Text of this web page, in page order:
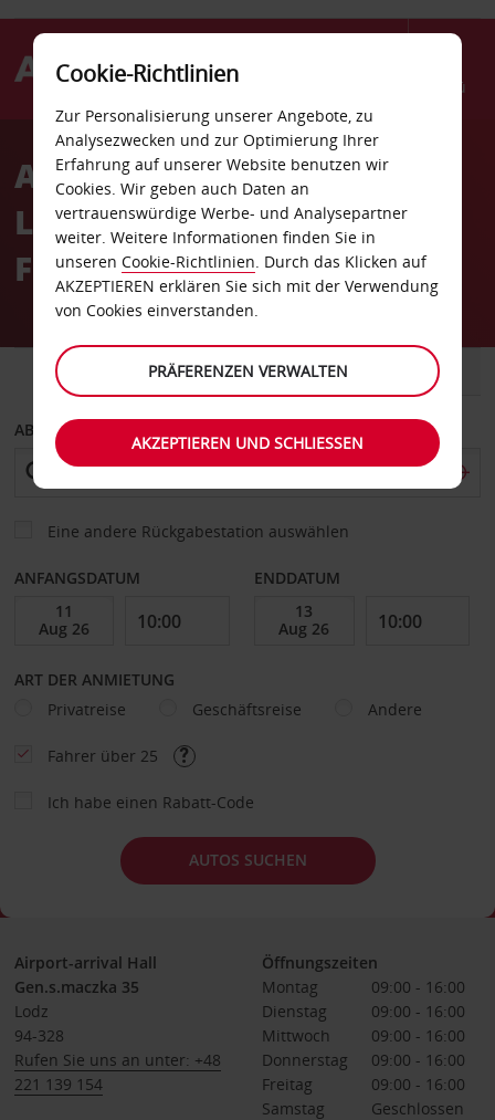
Menü
AvisAutovermietung Lodz
Lublinek Internationaler
Flughafen
FAHRZEUG TRANSPORTER
ABHOLEN VON
Eine andere Rückgabestation auswählen
ANFANGSDATUM ENDDATUM
ART DER ANMIETUNG
Privatreise
Geschäftsreise Andere
Fahrer über 25
Ich habe einen Rabatt-Code
AUTOS SUCHEN
Airport-arrival Hall
Gen.s.maczka 35
Lodz
94-328
Rufen Sie uns an unter: +48
221 139 154
Öffnungszeiten
Montag
09:00 - 16:00
Dienstag
09:00 - 16:00
Mittwoch
09:00 - 16:00
Donnerstag
09:00 - 16:00
Freitag
09:00 - 16:00
Samstag
Geschlossen
Cookie-Richtlinien
Zur Personalisierung unserer Angebote, zu
Analysezwecken und zur Optimierung Ihrer
Erfahrung auf unserer Website benutzen wir
Cookies. Wir geben auch Daten an
vertrauenswürdige Werbe- und Analysepartner
weiter. Weitere Informationen finden Sie in
unseren Cookie-Richtlinien. Durch das Klicken auf
AKZEPTIEREN erklären Sie sich mit der Verwendung
von Cookies einverstanden.
PRÄFERENZEN VERWALTEN
AKZEPTIEREN UND SCHLIESSEN